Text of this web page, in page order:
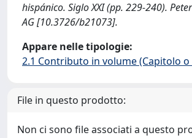
hispánico. Siglo XXI (pp. 229-240).
AG [10.3726/b21073].
Appare nelle tipologie:
2.1 Contributo in volume (Capitolo o
File in questo prodotto:
Non ci sono file associati a questo